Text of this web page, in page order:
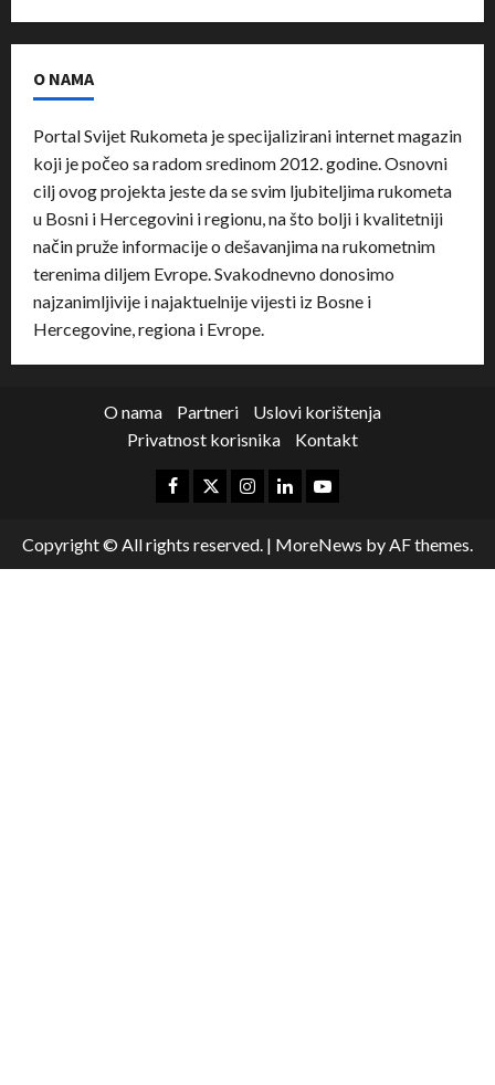
O NAMA
Portal Svijet Rukometa je specijalizirani internet magazin
koji je počeo sa radom sredinom 2012. godine. Osnovni
cilj ovog projekta jeste da se svim ljubiteljima rukometa
u Bosni i Hercegovini i regionu, na što bolji i kvalitetniji
način pruže informacije o dešavanjima na rukometnim
terenima diljem Evrope. Svakodnevno donosimo
najzanimljivije i najaktuelnije vijesti iz Bosne i
Hercegovine, regiona i Evrope.
O nama Partneri
Uslovi korištenja
Privatnost korisnika
Kontakt
Copyright © All rights reserved. | MoreNews by AF themes.